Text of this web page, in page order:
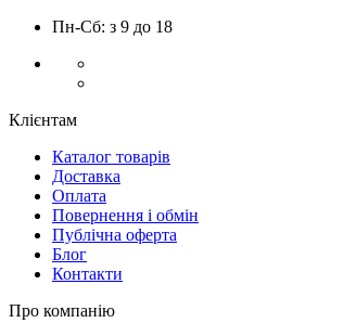
Пн-Сб: з 9 до 18
Клієнтам
Каталог товарів
Доставка
Оплата
Повернення і обмін
Публічна оферта
Блог
Контакти
Про компанію